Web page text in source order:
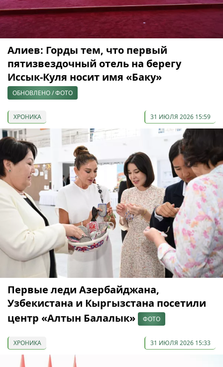
Алиев: Горды тем, что первый
пятизвездочный отель на берегу
Иссык-Куля носит имя «Баку»
ОБНОВЛЕНО / ФОТО
ХРОНИКА 31 ИЮЛЯ 2026 15:59
Первые леди Азербайджана,
Узбекистана и Кыргызстана посетили
центр «Алтын Балалык»
ФОТО
ХРОНИКА 31 ИЮЛЯ 2026 15:33